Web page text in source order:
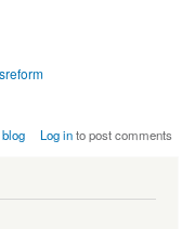
Log into post comments